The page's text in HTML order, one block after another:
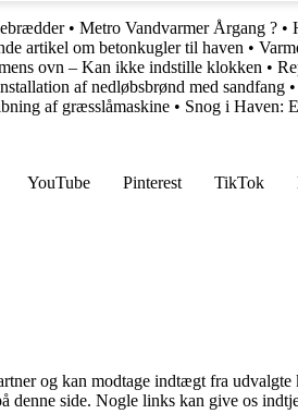
• Metro Vandvarmer Årgang ? •
artikel om betonkugler til haven •
ovn – Kan ikke indstille klokken •
af nedløbsbrønd med sandfang •
af græsslåmaskine • Snog i Haven:
YouTube Pinterest TikTok
og kan modtage indtægt fra udvalgte
denne side. Nogle links kan give os